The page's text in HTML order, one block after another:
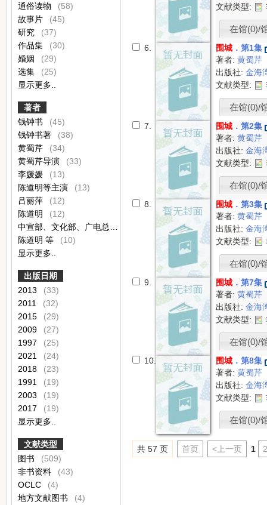
通俗读物
(58)
故事片
(45)
研究
(37)
作品集
(30)
婚姻
(29)
选集
(25)
显示更多..
著者
钱钟书
(45)
钱钟书著
(38)
黄蜀芹
(34)
黄蜀芹导演
(33)
李媛媛
(13)
陈道明等主演
(13)
吕丽萍
(12)
陈道明
(12)
陈道明 等
(10)
显示更多..
出版日期
2013
(33)
2011
(32)
2015
(29)
2009
(27)
1997
(25)
2021
(24)
2018
(23)
1991
(19)
2003
(19)
2017
(19)
显示更多..
文献类型
图书
(509)
非书资料
(43)
OCLC
(4)
地方文献图书
(4)
文献类型:
在馆(0)/
6. 围城 ．第1集
著者:黄蜀芹
出版社:金海
文献类型:
在馆(0)/
7. 围城 ．第2集
著者:黄蜀芹
出版社:金海
文献类型:
在馆(0)/
8. 围城 ．第3集
著者:黄蜀芹
出版社:金海
文献类型:
在馆(0)/
9. 围城 ．第7集
著者:黄蜀芹
出版社:金海
文献类型:
在馆(0)/
10. 围城 ．第8集
著者:黄蜀芹
出版社:金海
文献类型:
在馆(0)/
共 57 页 首页 <上一页 1